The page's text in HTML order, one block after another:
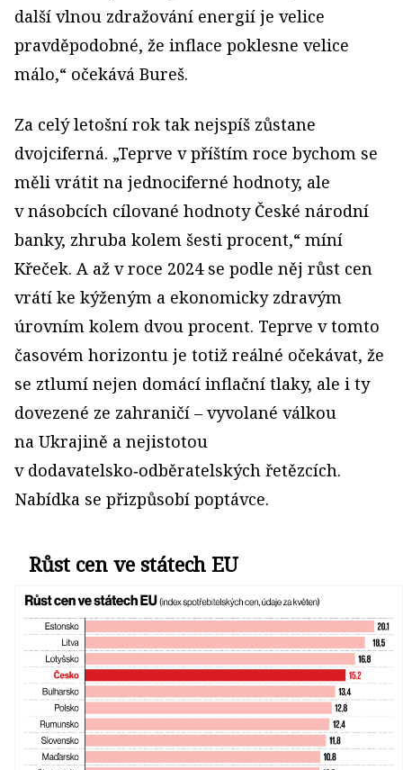
další vlnou zdražování energií je velice
pravděpodobné, že inflace poklesne velice
málo,“ očekává Bureš.
Za celý letošní rok tak nejspíš zůstane
dvojciferná. „Teprve v příštím roce bychom se
měli vrátit na jednociferné hodnoty, ale
v násobcích cílované hodnoty České národní
banky, zhruba kolem šesti procent,“ míní
Křeček. A až v roce 2024 se podle něj růst cen
vrátí ke kýženým a ekonomicky zdravým
úrovním kolem dvou procent. Teprve v tomto
časovém horizontu je totiž reálné očekávat, že
se ztlumí nejen domácí inflační tlaky, ale i ty
dovezené ze zahraničí – vyvolané válkou
na Ukrajině a nejistotou
v dodavatelsko‑odběratelských řetězcích.
Nabídka se přizpůsobí poptávce.
Růst cen ve státech EU